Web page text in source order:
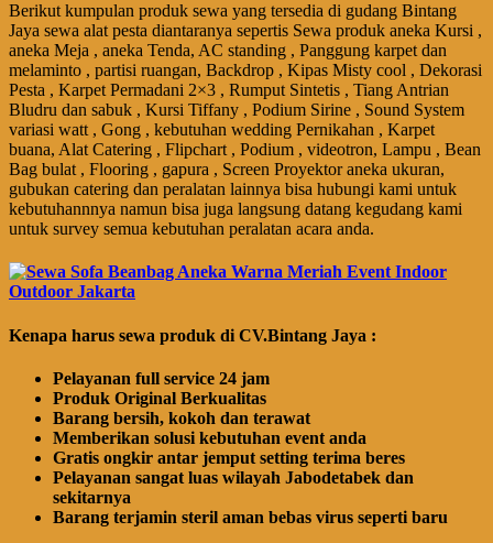
Berikut kumpulan produk sewa yang tersedia di gudang Bintang
Jaya sewa alat pesta diantaranya sepertis Sewa produk aneka Kursi ,
aneka Meja , aneka Tenda, AC standing , Panggung karpet dan
melaminto , partisi ruangan, Backdrop , Kipas Misty cool , Dekorasi
Pesta , Karpet Permadani 2×3 , Rumput Sintetis , Tiang Antrian
Bludru dan sabuk , Kursi Tiffany , Podium Sirine , Sound System
variasi watt , Gong , kebutuhan wedding Pernikahan , Karpet
buana, Alat Catering , Flipchart , Podium , videotron, Lampu , Bean
Bag bulat , Flooring , gapura , Screen Proyektor aneka ukuran,
gubukan catering dan peralatan lainnya bisa hubungi kami untuk
kebutuhannnya namun bisa juga langsung datang kegudang kami
untuk survey semua kebutuhan peralatan acara anda.
Kenapa harus sewa produk di CV.Bintang Jaya :
Pelayanan full service 24 jam
Produk Original Berkualitas
Barang bersih, kokoh dan terawat
Memberikan solusi kebutuhan event anda
Gratis ongkir antar jemput setting terima beres
Pelayanan sangat luas wilayah Jabodetabek dan
sekitarnya
Barang terjamin steril aman bebas virus seperti baru